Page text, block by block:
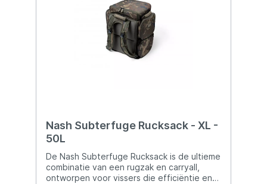
Realistische uitstraling Luid ratelgeluid voor
extra aantrekkingskracht Hoogwaardige
jerkbait met verleidelijke actie Gewicht:
18g Verkrijgbaar in diverse kleuren
Nash Subterfuge Rucksack - XL -
50L
De Nash Subterfuge Rucksack is de ultieme
combinatie van een rugzak en carryall,
ontworpen voor vissers die efficiëntie en